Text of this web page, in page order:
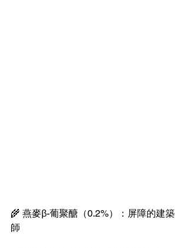
🌾 燕麥β-葡聚醣（0.2%）：屏障的建築
師